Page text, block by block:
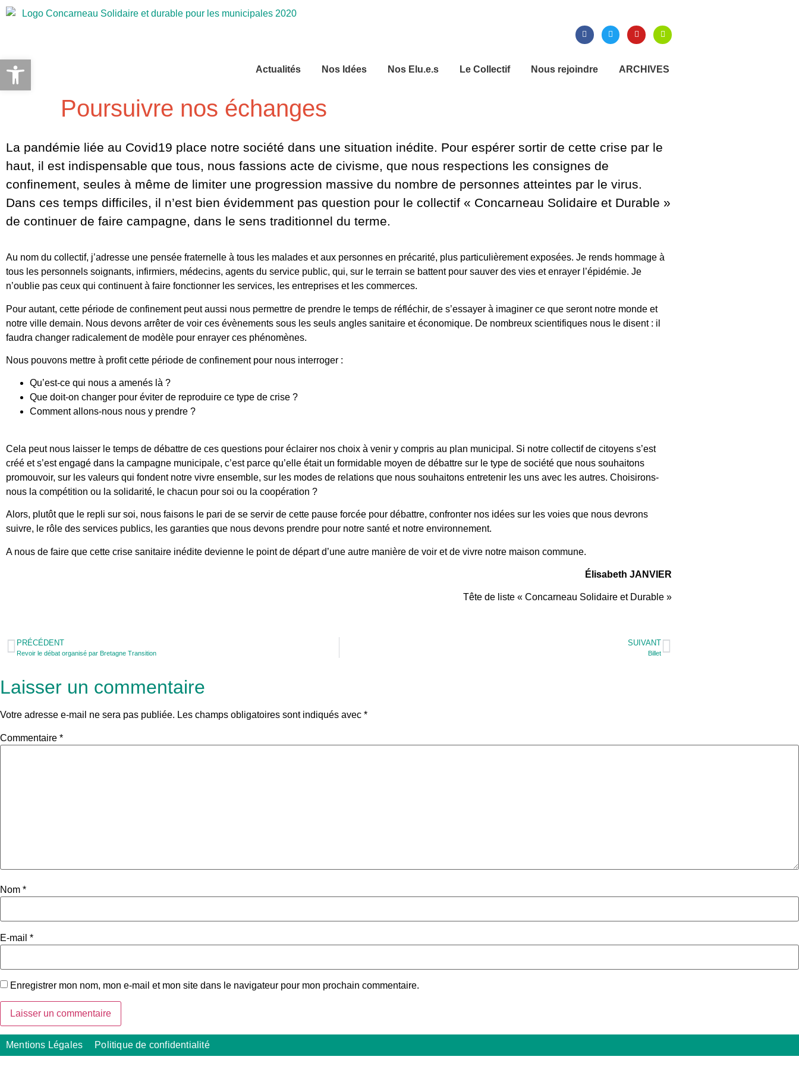
Actualités Nos Idées Nos Elu.e.s Le Collectif Nous rejoindre ARCHIVES
Poursuivre nos échanges
La pandémie liée au Covid19 place notre société dans une situation inédite. Pour espérer sortir de cette crise par le
haut, il est indispensable que tous, nous fassions acte de civisme, que nous respections les consignes de
confinement, seules à même de limiter une progression massive du nombre de personnes atteintes par le virus.
Dans ces temps difficiles, il n’est bien évidemment pas question pour le collectif « Concarneau Solidaire et Durable »
de continuer de faire campagne, dans le sens traditionnel du terme.
Au nom du collectif, j’adresse une pensée fraternelle à tous les malades et aux personnes en précarité, plus particulièrement exposées. Je rends hommage à
tous les personnels soignants, infirmiers, médecins, agents du service public, qui, sur le terrain se battent pour sauver des vies et enrayer l’épidémie. Je
n’oublie pas ceux qui continuent à faire fonctionner les services, les entreprises et les commerces.
Pour autant, cette période de confinement peut aussi nous permettre de prendre le temps de réfléchir, de s’essayer à imaginer ce que seront notre monde et
notre ville demain. Nous devons arrêter de voir ces évènements sous les seuls angles sanitaire et économique. De nombreux scientifiques nous le disent : il
faudra changer radicalement de modèle pour enrayer ces phénomènes.
Nous pouvons mettre à profit cette période de confinement pour nous interroger :
Qu’est-ce qui nous a amenés là ?
Que doit-on changer pour éviter de reproduire ce type de crise ?
Comment allons-nous nous y prendre ?
Cela peut nous laisser le temps de débattre de ces questions pour éclairer nos choix à venir y compris au plan municipal. Si notre collectif de citoyens s’est
créé et s’est engagé dans la campagne municipale, c’est parce qu’elle était un formidable moyen de débattre sur le type de société que nous souhaitons
promouvoir, sur les valeurs qui fondent notre vivre ensemble, sur les modes de relations que nous souhaitons entretenir les uns avec les autres. Choisirons-
nous la compétition ou la solidarité, le chacun pour soi ou la coopération ?
Alors, plutôt que le repli sur soi, nous faisons le pari de se servir de cette pause forcée pour débattre, confronter nos idées sur les voies que nous devrons
suivre, le rôle des services publics, les garanties que nous devons prendre pour notre santé et notre environnement.
A nous de faire que cette crise sanitaire inédite devienne le point de départ d’une autre manière de voir et de vivre notre maison commune.
Élisabeth JANVIER
Tête de liste « Concarneau Solidaire et Durable »
PRÉCÉDENT
Revoir le débat organisé par Bretagne Transition
SUIVANT
Billet
Laisser un commentaire
Votre adresse e-mail ne sera pas publiée. Les champs obligatoires sont indiqués avec *
Commentaire *
Nom *
E-mail *
Enregistrer mon nom, mon e-mail et mon site dans le navigateur pour mon prochain commentaire.
Mentions Légales Politique de confidentialité
Ouvrir la barre d’outils